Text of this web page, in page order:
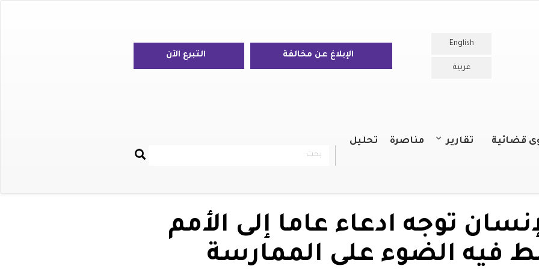
English
عربية
الإبلاغ عن مخالفة التبرع الآن
قضائية تقارير مناصرة تحليل
Rechercher
بحث
توجه ادعاء عاما إلى الأمم
فيه الضوء على الممارسة